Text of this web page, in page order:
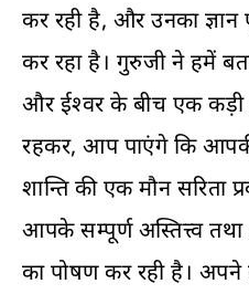
कर रही है, और उनका ज्ञान
कर रहा है। गुरुजी ने हमें
और ईश्वर के बीच एक कड़ी
रहकर, आप पाएंगे कि
शान्ति की एक मौन सरिता
आपके सम्पूर्ण अस्तित्त्व
का पोषण कर रही है।